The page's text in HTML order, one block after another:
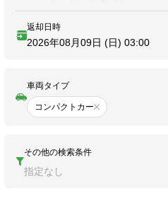
返却日時
2026年08月09日 (日) 03:00
車両タイプ
コンパクトカー
その他の検索条件
指定なし